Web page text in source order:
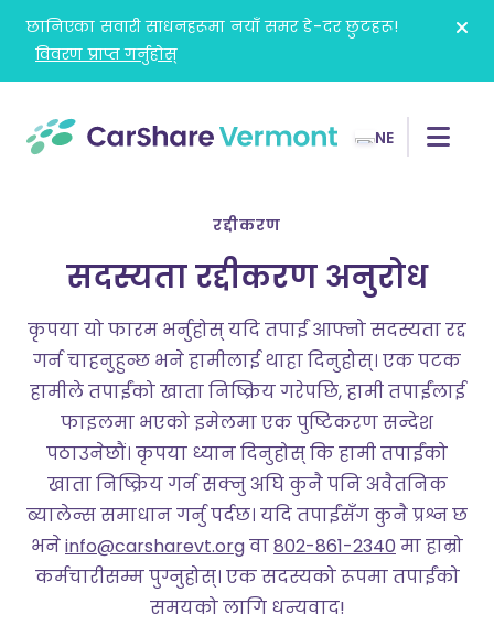
content
छानिएका सवारी साधनहरूमा नयाँ समर डे-दर छुटहरू!
विवरण प्राप्त गर्नुहोस्
NE
रद्दीकरण
सदस्यता रद्दीकरण अनुरोध
कृपया यो फारम भर्नुहोस् यदि तपाईं आफ्नो सदस्यता रद्द
गर्न चाहनुहुन्छ भने हामीलाई थाहा दिनुहोस्। एक पटक
हामीले तपाईंको खाता निष्क्रिय गरेपछि, हामी तपाईंलाई
फाइलमा भएको इमेलमा एक पुष्टिकरण सन्देश
पठाउनेछौं। कृपया ध्यान दिनुहोस् कि हामी तपाईंको
खाता निष्क्रिय गर्न सक्नु अघि कुनै पनि अवैतनिक
ब्यालेन्स समाधान गर्नु पर्दछ। यदि तपाईंसँग कुनै प्रश्न छ
भनेinfo@carsharevt.orgवा802-861-2340 मा हाम्रो
कर्मचारीसम्म पुग्नुहोस्। एक सदस्यको रूपमा तपाईंको
समयको लागि धन्यवाद!